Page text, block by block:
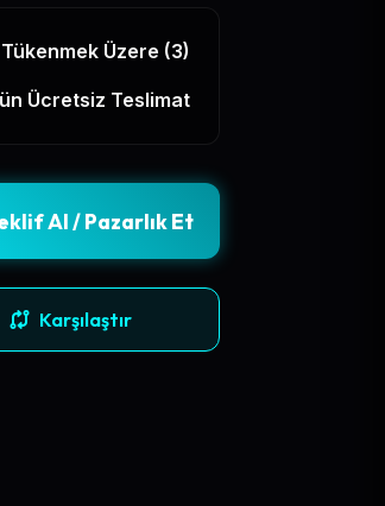
Tükenmek Üzere (3)
Ücretsiz Teslimat
Al / Pazarlık Et
Karşılaştır